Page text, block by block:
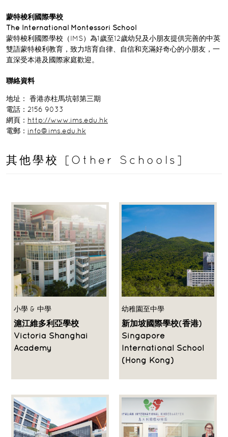
蒙特梭利國際學校
The International Montessori School
蒙特梭利國際學校（IMS）為1歲至12歲幼兒及小朋友提供完善的中英
雙語蒙特梭利教育，致力培育自律、自信和充滿好奇心的小朋友，一
直深受本港及國際家庭歡迎。
聯絡資料
地址： 香港赤柱馬坑邨第三期
電話：2156 9033
網頁： http://www.ims.edu.hk
電郵： info@ims.edu.hk
其他學校 [Other Schools]
小學 & 中學
滬江維多利亞學校
Victoria Shanghai
Academy
幼稚園至中學
新加坡國際學校(香港)
Singapore
International School
(Hong Kong)